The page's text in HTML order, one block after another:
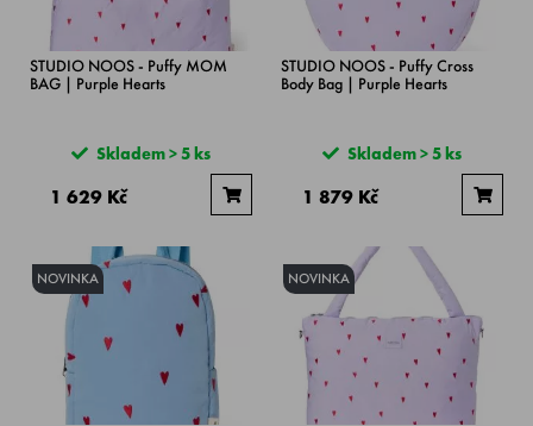
STUDIO NOOS - Puffy MOM
BAG | Purple Hearts
Skladem > 5 ks
1 629 Kč
STUDIO NOOS - Puffy Cross
Body Bag | Purple Hearts
Skladem > 5 ks
1 879 Kč
NOVINKA NOVINKA